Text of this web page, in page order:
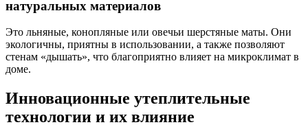
натуральных материалов
Это льняные, конопляные или овечьи шерстяные маты. Они
экологичны, приятны в использовании, а также позволяют
стенам «дышать», что благоприятно влияет на микроклимат в
доме.
Инновационные утеплительные
технологии и их влияние